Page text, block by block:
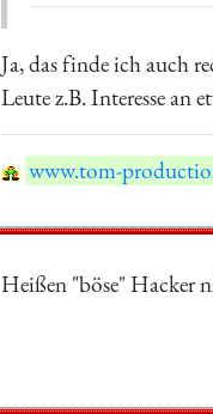
Ja, das finde ich auch
Leute z.B. Interesse an
www.tom-
Heißen "böse" Hacker